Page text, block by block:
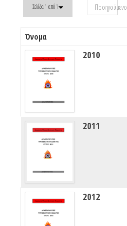
Σελίδα 1 από 1 Προηγούμενο
Όνομα
2010
2011
2012